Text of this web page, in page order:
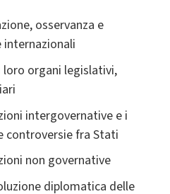
osservanza e
internazionali
organi legislativi,
intergovernative e i
controversie fra Stati
non governative
diplomatica delle